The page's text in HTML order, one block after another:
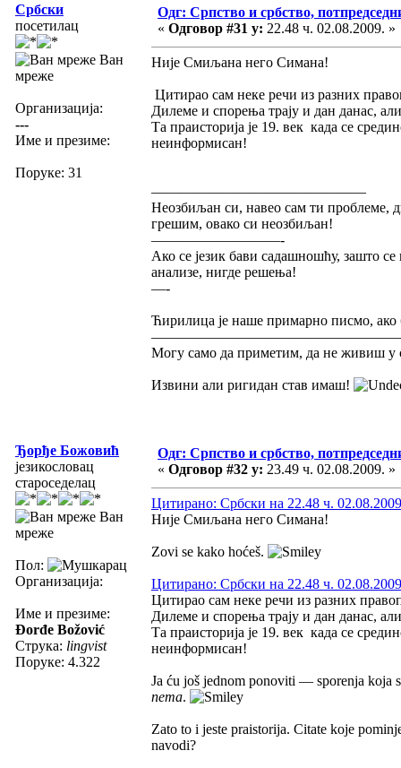
Србски
посетилац
Ван
мреже
Организација:
---
Име и презиме:
Поруке: 31
Одг: Српство и србство,
« Одговор #31 у: 22.48 ч. 02.08.2009. »
Није Смиљана него Симана!
Цитирао сам неке речи из разних
Дилеме и спорења трају и дан данас,
Та праисторија је 19. век када се
неинформисан!
———————————————
Неозбиљан си, навео сам ти проблеме,
грешим, овако си неозбиљан!
—————————-
Ако се језик бави садашношћу, зашто
анализе, нигде решења!
—-
Ћирилица је наше примарно писмо,
Могу само да приметим, да не живиш у
Извини али ригидан став имаш!
Ђорђе Божовић
језикословац
староседелац
Ван
мреже
Пол:
Организација:
Име и презиме:
Đorđe Božović
Струка: lingvist
Поруке: 4.322
Одг: Српство и србство,
« Одговор #32 у: 23.49 ч. 02.08.2009. »
Цитирано: Србски на 22.48 ч.
Није Смиљана него Симана!
Zovi se kako hoćeš.
Цитирано: Србски на 22.48 ч.
Цитирао сам неке речи из разних
Дилеме и спорења трају и дан данас,
Та праисторија је 19. век када се
неинформисан!
Ja ću još jednom ponoviti — sporenja koja
nema.
Zato to i jeste praistorija. Citate koje
navodi?